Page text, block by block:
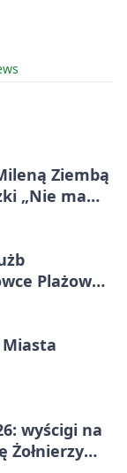
Ziembą
„Nie mam
Plażowej
Miasta
wyścigi na
Żołnierzy